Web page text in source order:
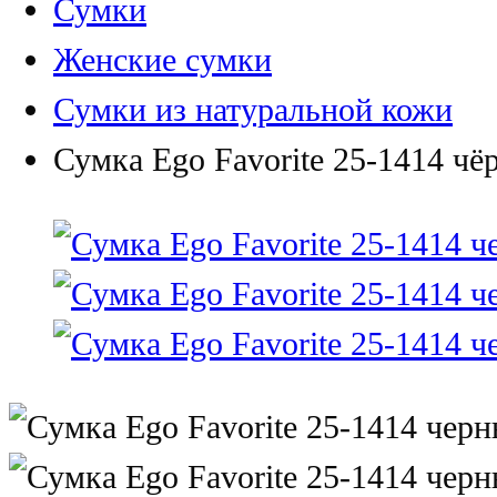
Сумки
Женские сумки
Сумки из натуральной кожи
Сумка Ego Favorite 25-1414